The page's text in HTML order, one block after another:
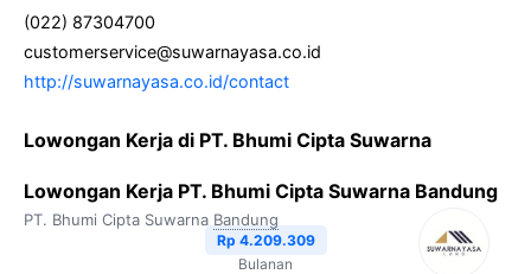
(022) 87304700
customerservice@suwarnayasa.co.id
http://suwarnayasa.co.id/contact
Lowongan Kerja di PT. Bhumi Cipta Suwarna
Lowongan Kerja PT. Bhumi Cipta Suwarna Bandung
PT. Bhumi Cipta Suwarna Bandung
Rp 4.209.309
Bulanan